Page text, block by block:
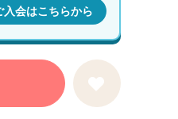
入会はこちらから